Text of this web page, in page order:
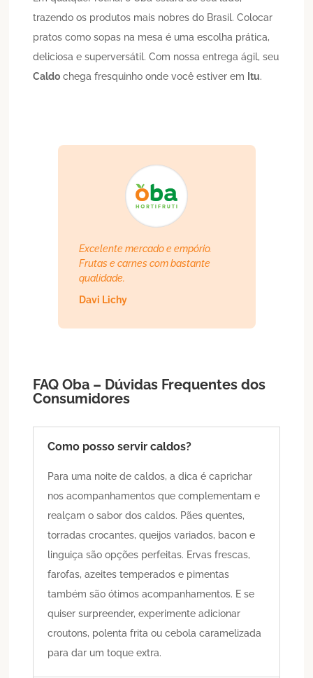
trazendo os produtos mais nobres do Brasil. Colocar
pratos como sopas na mesa é uma escolha prática,
deliciosa e superversátil. Com nossa entrega ágil, seu
Caldo chega fresquinho onde você estiver em Itu.
Excelente mercado e empório.
Frutas e carnes com bastante
qualidade.
Davi Lichy
FAQ Oba – Dúvidas Frequentes dos
Consumidores
Como posso servir caldos?
Para uma noite de caldos, a dica é caprichar
nos acompanhamentos que complementam e
realçam o sabor dos caldos. Pães quentes,
torradas crocantes, queijos variados, bacon e
linguiça são opções perfeitas. Ervas frescas,
farofas, azeites temperados e pimentas
também são ótimos acompanhamentos. E se
quiser surpreender, experimente adicionar
croutons, polenta frita ou cebola caramelizada
para dar um toque extra.